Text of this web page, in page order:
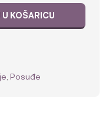
KOŠARICU
Posuđe